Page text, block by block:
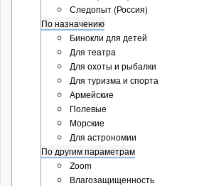
Следопыт (Россия)
По назначению
Бинокли для детей
Для театра
Для охоты и рыбалки
Для туризма и спорта
Армейские
Полевые
Морские
Для астрономии
По другим параметрам
Zoom
Влагозащищенность